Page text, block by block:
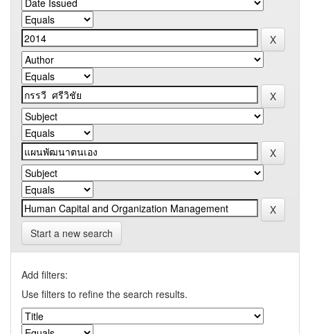
Start a new search
Add filters:
Use filters to refine the search results.